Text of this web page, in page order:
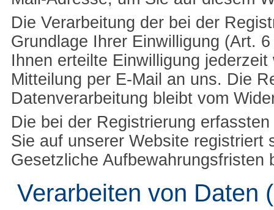
Die Verarbeitung der bei der
Grundlage Ihrer Einwilligung (Art.
Ihnen erteilte Einwilligung
Mitteilung per E-Mail an uns. Die
Datenverarbeitung bleibt vom
Die bei der Registrierung
Sie auf unserer Website registriert
Gesetzliche Aufbewahrungsfristen
Verarbeiten von Daten